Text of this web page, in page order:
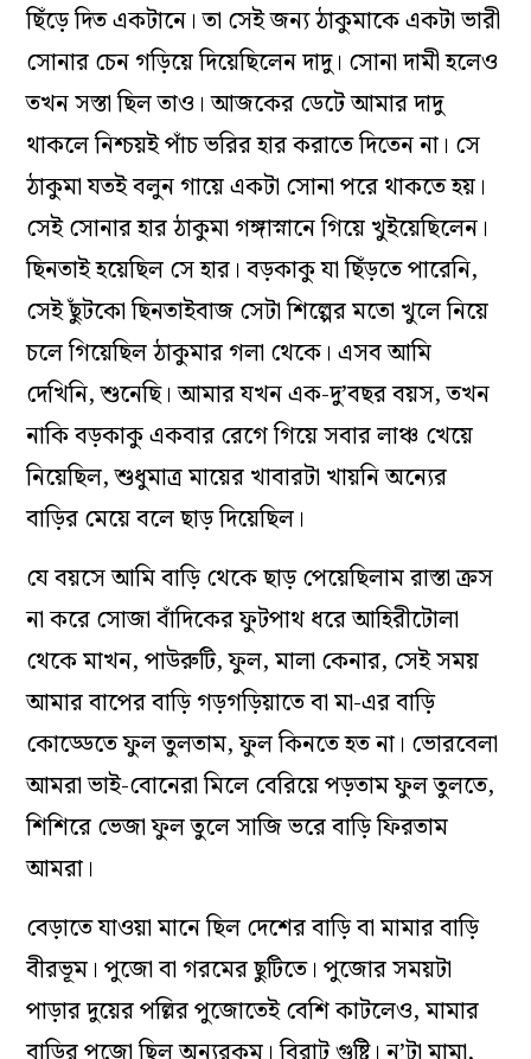
ছিঁড়ে দিত একটানে। তা সেই জন‌্য ঠাকুমাকে একটা ভারী
সোনার চেন গড়িয়ে দিয়েছিলেন দাদু। সোনা দামী হলেও
তখন সস্তা ছিল তাও। আজকের ডেটে আমার দাদু
থাকলে নিশ্চয়ই পাঁচ ভরির হার করাতে দিতেন না। সে
ঠাকুমা যতই বলুন গায়ে একটা সোনা পরে থাকতে হয়।
সেই সোনার হার ঠাকুমা গঙ্গাস্নানে গিয়ে খুইয়েছিলেন।
ছিনতাই হয়েছিল সে হার। বড়কাকু যা ছিঁড়তে পারেনি,
সেই ছুঁটকো ছিনতাইবাজ সেটা শিল্পের মতো খুলে নিয়ে
চলে গিয়েছিল ঠাকুমার গলা থেকে। এসব আমি
দেখিনি, শুনেছি। আমার যখন এক-দু’বছর বয়স, তখন
নাকি বড়কাকু একবার রেগে গিয়ে সবার লাঞ্চ খেয়ে
নিয়েছিল, শুধুমাত্র মায়ের খাবারটা খায়নি অন‌্যের
বাড়ির মেয়ে বলে ছাড় দিয়েছিল।
যে বয়সে আমি বাড়ি থেকে ছাড় পেয়েছিলাম রাস্তা ক্রস
না করে সোজা বাঁদিকের ফুটপাথ ধরে আহিরীটোলা
থেকে মাখন, পাউরুটি, ফুল, মালা কেনার, সেই সময়
আমার বাপের বাড়ি গড়গড়িয়াতে বা মা-এর বাড়ি
কোড্ডেতে ফুল তুলতাম, ফুল কিনতে হত না। ভোরবেলা
আমরা ভাই-বোনেরা মিলে বেরিয়ে পড়তাম ফুল তুলতে,
শিশিরে ভেজা ফুল তুলে সাজি ভরে বাড়ি ফিরতাম
আমরা।
বেড়াতে যাওয়া মানে ছিল দেশের বাড়ি বা মামার বাড়ি
বীরভূম। পুজো বা গরমের ছুটিতে। পুজোর সময়টা
পাড়ার দুয়ের পল্লির পুজোতেই বেশি কাটলেও, মামার